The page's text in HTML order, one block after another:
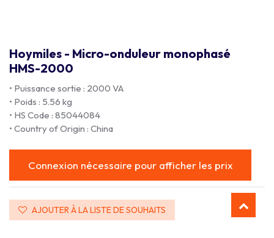
Hoymiles - Micro-onduleur monophasé
HMS-2000
• Puissance sortie : 2000 VA
• Poids : 5.56 kg
• HS Code : 85044084
• Country of Origin : China
Connexion nécessaire pour afficher les prix
AJOUTER À LA LISTE DE SOUHAITS